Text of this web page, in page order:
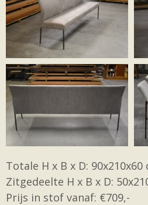
Totale H x B x D: 90x210x60
Zitgedeelte H x B x D:
Prijs in stof vanaf: €709,-